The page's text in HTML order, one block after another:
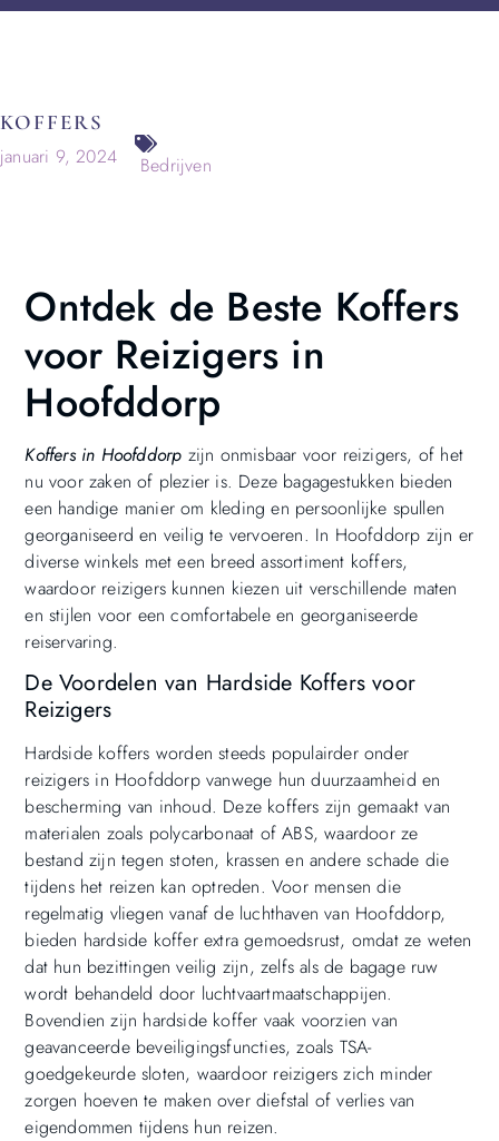
KOFFERS
januari 9, 2024
Bedrijven
Ontdek de Beste Koffers
voor Reizigers in
Hoofddorp
Koffers in Hoofddorp zijn onmisbaar voor reizigers, of het
nu voor zaken of plezier is. Deze bagagestukken bieden
een handige manier om kleding en persoonlijke spullen
georganiseerd en veilig te vervoeren. In Hoofddorp zijn er
diverse winkels met een breed assortiment koffers,
waardoor reizigers kunnen kiezen uit verschillende maten
en stijlen voor een comfortabele en georganiseerde
reiservaring.
De Voordelen van Hardside Koffers voor
Reizigers
Hardside koffers worden steeds populairder onder
reizigers in Hoofddorp vanwege hun duurzaamheid en
bescherming van inhoud. Deze koffers zijn gemaakt van
materialen zoals polycarbonaat of ABS, waardoor ze
bestand zijn tegen stoten, krassen en andere schade die
tijdens het reizen kan optreden. Voor mensen die
regelmatig vliegen vanaf de luchthaven van Hoofddorp,
bieden hardside koffer extra gemoedsrust, omdat ze weten
dat hun bezittingen veilig zijn, zelfs als de bagage ruw
wordt behandeld door luchtvaartmaatschappijen.
Bovendien zijn hardside koffer vaak voorzien van
geavanceerde beveiligingsfuncties, zoals TSA-
goedgekeurde sloten, waardoor reizigers zich minder
zorgen hoeven te maken over diefstal of verlies van
eigendommen tijdens hun reizen.